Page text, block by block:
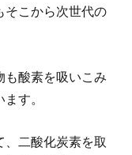
そこから次世代の
も酸素を吸いこみ
す。
、二酸化炭素を取